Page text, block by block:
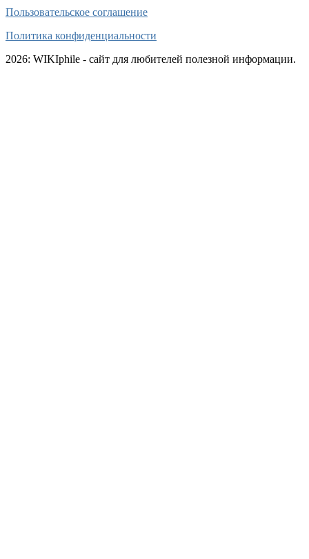
Пользовательское соглашение
Политика конфиденциальности
2026: WIKIphile - сайт для любителей полезной информации.